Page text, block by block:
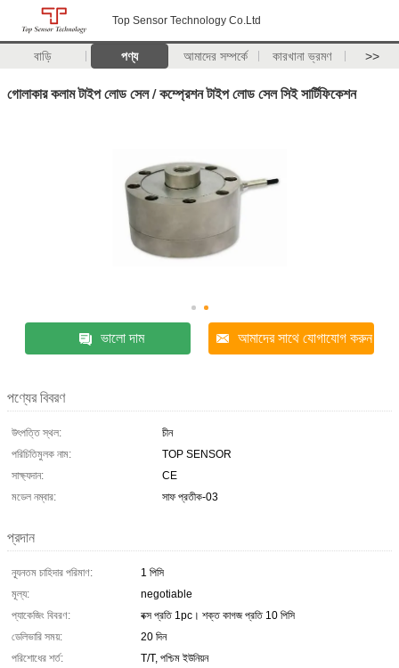
Top Sensor Technology Co.Ltd
বাড়ি পণ্য আমাদের সম্পর্কে কারখানা ভ্রমণ >>
গোলাকার কলাম টাইপ লোড সেল / কম্প্রেশন টাইপ লোড সেল সিই সার্টিফিকেশন
ভালো দাম আমাদের সাথে যোগাযোগ করুন
পণ্যের বিবরণ
উৎপত্তি স্থল:
চীন
পরিচিতিমুলক নাম:
TOP SENSOR
সাক্ষ্যদান:
CE
মডেল নম্বার:
সাফ প্রতীক-03
প্রদান
ন্যূনতম চাহিদার পরিমাণ:
1 পিসি
মূল্য:
negotiable
প্যাকেজিং বিবরণ:
বক্স প্রতি 1pc। শক্ত কাগজ প্রতি 10 পিসি
ডেলিভারি সময়:
20 দিন
পরিশোধের শর্ত:
T/T, পশ্চিম ইউনিয়ন